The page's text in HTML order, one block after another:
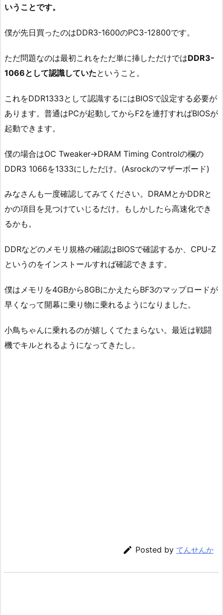
いうことです。
僕が先日買ったのはDDR3-1600のPC3-12800です。
ただ問題なのは最初これをただ単に挿しただけではDDR3-
1066として認識していたということ。
これをDDR1333として認識するにはBIOSで設定する必要が
あります。普通はPCが起動してからF2を連打すればBIOSが
起動できます。
僕の場合はOC Tweaker→DRAM Timing Controlの欄の
DDR3 1066を1333にしただけ。(Asrockのマザーボード)
みなさんも一度確認してみてください。DRAMとかDDRと
かの項目を見つけていじるだけ。もしかしたら高速化でき
るかも。
DDRなどのメモリ規格の確認はBIOSで確認するか、CPU-Z
というのをインストールすれば確認できます。
僕はメモリを4GBから8GBにかえたらBF3のマップロードが
早くなって開幕に乗り物に乗れるようになりました。
小鳥ちゃんに乗れるのが嬉しくてたまらない。最近は戦闘
機でキルとれるようになってきたし。
 Posted by てんせんか